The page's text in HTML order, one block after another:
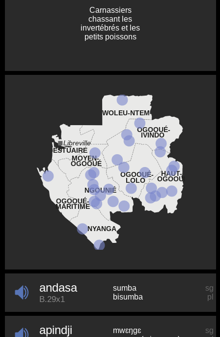
Carnassiers
chassant les
invertébrés et les
petits poissons
NYANGA
OGOOUÉ-
MARITIME
NGOUNIÉ
OGOOUÉ-
LOLO
HAUT-
OGOOUÉ
MOYEN-
OGOOUÉ
ESTUAIRE
OGOOUÉ-
IVINDO
WOLEU-NTEM
Libreville
andasa
B.29x1
sumba
sg
bisumba
pl
apindji mwɛŋɡɛ
sg